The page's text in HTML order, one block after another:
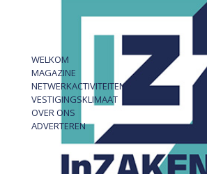
WELKOM
MAGAZINE
NETWERKACTIVITEITEN
VESTIGINGSKLIMAAT
OVER ONS
ADVERTEREN